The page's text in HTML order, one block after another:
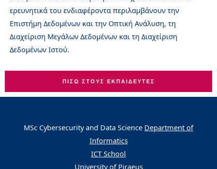
ερευνητικά του ενδιαφέροντα περιλαμβάνουν την
Επιστήμη Δεδομένων και την Οπτική Ανάλυση, τη
Διαχείριση Μεγάλων Δεδομένων και τη Διαχείριση
Δεδομένων Ιστού.
ΠΊΣΩ ΣΤΟΥΣ ΕΚΠΑΙΔΕΥΤΈΣ
MSc Cybersecurity and Data Science Department of
Informatics
ICT School
University of Piraeus